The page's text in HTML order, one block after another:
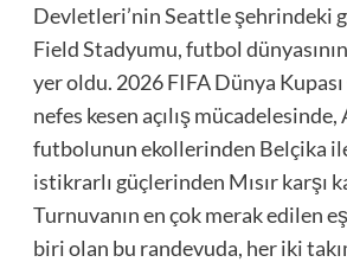
Devletleri’nin Seattle şehrindeki
Field Stadyumu, futbol
yer oldu. 2026 FIFA Dünya
nefes kesen açılış mücadelesinde,
futbolunun ekollerinden Belçika
istikrarlı güçlerinden Mısır karşı
Turnuvanın en çok merak edilen
biri olan bu randevuda, her iki